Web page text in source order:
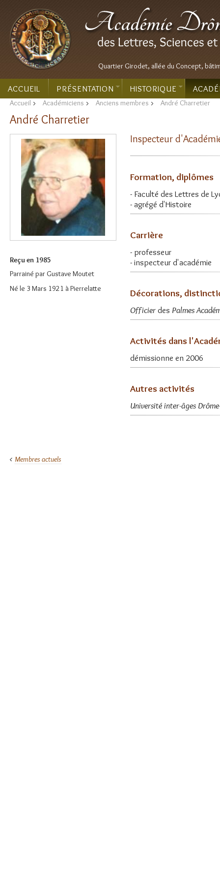
Quartier Girodet, allée du Concept,
ACCUEIL PRÉSENTATION HISTORIQUE
Accueil > Académiciens > Anciens membres > André Charretier
André Charretier
Reçu en 1985
Parrainé par Gustave Moutet
Né le 3 Mars 1921 à Pierrelatte
Inspecteur
Formation, diplômes
- Faculté des Lettres de
- agrégé d'Histoire
Carrière
- professeur
- inspecteur d'académie
Décorations,
Officierdes Palmes
Activités dans
démissionne en 2006
Autres activités
Université inter-âges
Membres actuels